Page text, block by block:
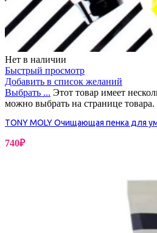
Нет в наличии
Быстрый просмотр
Добавить в список желаний
Выбрать ... Этот товар имеет
можно выбрать на странице товара.
TONY MOLY Очищающая пенка для
740₽